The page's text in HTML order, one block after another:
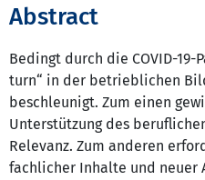
Abstract
Bedingt durch die COVID-
turn“ in der betrieblichen
beschleunigt. Zum einen
Unterstützung des
Relevanz. Zum anderen
fachlicher Inhalte und neuer